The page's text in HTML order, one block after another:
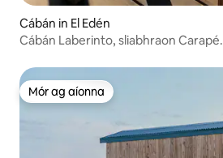
Cábán in El Edén
Cábán Laberinto, sliabhraon Carapé.
Mór ag aíonna
Mór ag aíonna